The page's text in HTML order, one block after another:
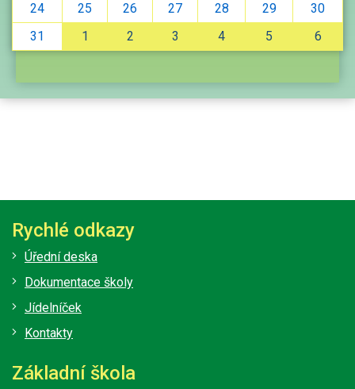
24
25 26 27 28 29
30
31
1 2 3 4 5 6
Rychlé odkazy
Úřední deska
Dokumentace školy
Jídelníček
Kontakty
Základní škola